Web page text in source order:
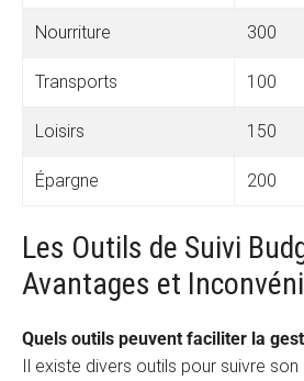
Nourriture 300
Transports 100
Loisirs 150
Épargne 200
Les Outils de Suivi
Avantages et
Quels outils peuvent faciliter la
Il existe divers outils pour suivre